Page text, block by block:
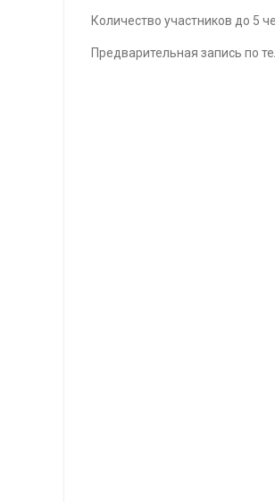
Количество участников до 5
Предварительная запись по